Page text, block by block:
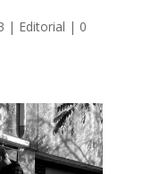
| Editorial | 0